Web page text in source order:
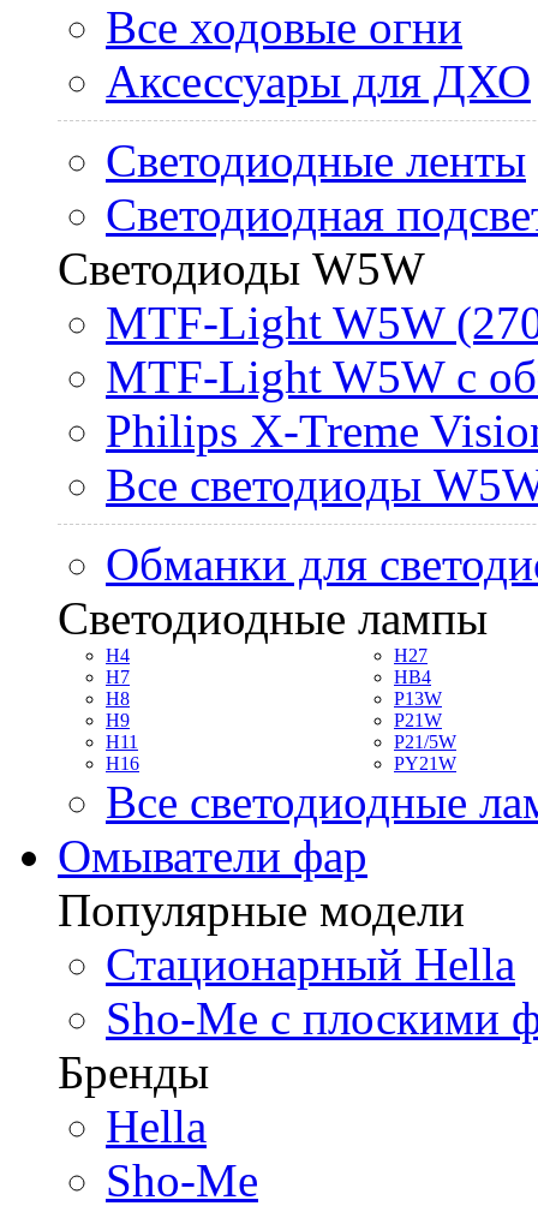
Все ходовые огни
Аксессуары для ДХО
Светодиодные ленты
Светодиодная
Светодиоды W5W
MTF-Light W5W
MTF-Light W5W с
Philips X-Treme
Все светодиоды
Обманки для
Светодиодные лампы
H4
H7
H8
H9
H11
H16
H27
HB4
P13W
P21W
P21/5W
PY21W
Все светодиодные
Омыватели фар
Популярные модели
Стационарный Hella
Sho-Me с плоскими
Бренды
Hella
Sho-Me